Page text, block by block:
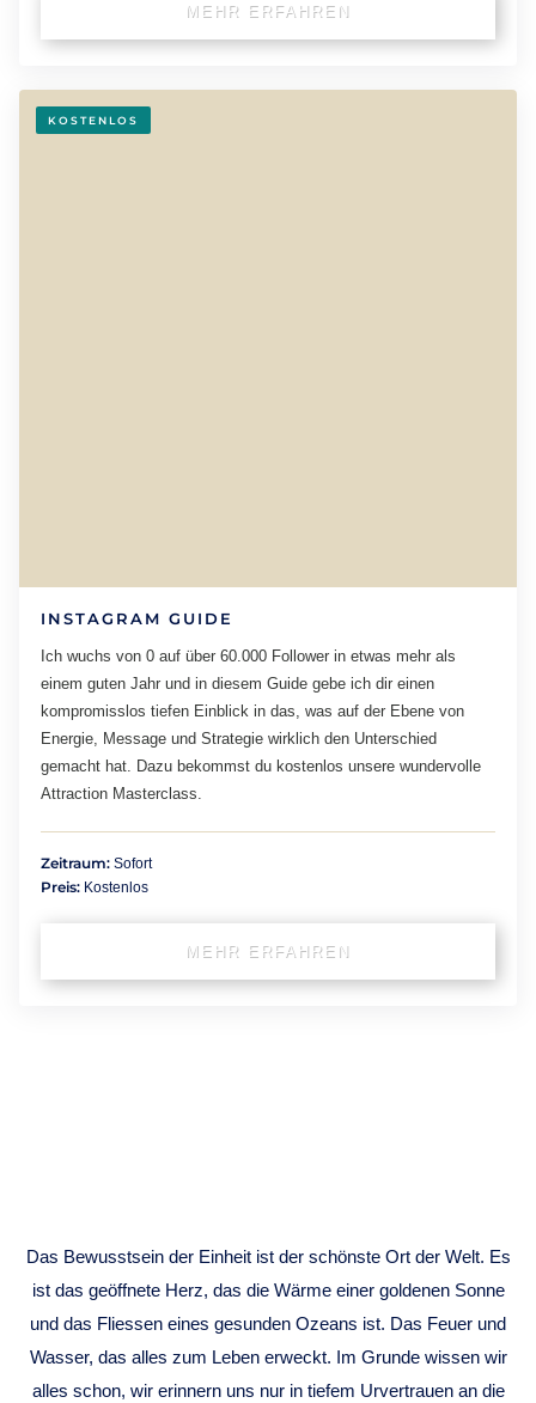
MEHR ERFAHREN
KOSTENLOS
INSTAGRAM GUIDE
Ich wuchs von 0 auf über 60.000 Follower in etwas mehr als
einem guten Jahr und in diesem Guide gebe ich dir einen
kompromisslos tiefen Einblick in das, was auf der Ebene von
Energie, Message und Strategie wirklich den Unterschied
gemacht hat. Dazu bekommst du kostenlos unsere wundervolle
Attraction Masterclass.
Zeitraum: Sofort
Preis: Kostenlos
MEHR ERFAHREN
Das Bewusstsein der Einheit ist der schönste Ort der Welt. Es
ist das geöffnete Herz, das die Wärme einer goldenen Sonne
und das Fliessen eines gesunden Ozeans ist. Das Feuer und
Wasser, das alles zum Leben erweckt. Im Grunde wissen wir
alles schon, wir erinnern uns nur in tiefem Urvertrauen an die